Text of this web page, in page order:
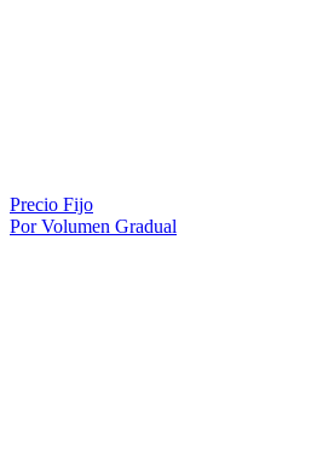
Precio Fijo
Por Volumen Gradual